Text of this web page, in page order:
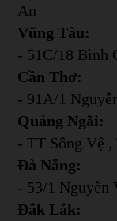
An
Vũng Tàu:
- 51C/18 Bình
Cần Thơ:
- 91A/1
Quảng Ngãi:
- TT Sông Vệ
Đà Nẵng:
- 53/1 Nguyễn
Đắk Lắk: